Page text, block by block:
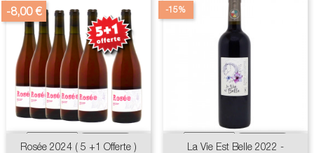
Rosée 2024 ( 5 +1 Offerte )
-8,00 €
La Vie Est Belle 2022 -
-15%